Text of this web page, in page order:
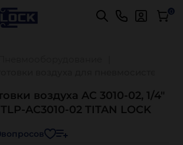
оплаты заказов Подробнее 0
воздуха AC 3010-02, 1/4"
AC3010-02 TITAN LOCK
вопросов